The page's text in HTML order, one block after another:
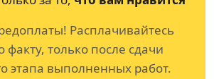
Расплачивайтесь
факту, только после сдачи
этапа выполненных работ.